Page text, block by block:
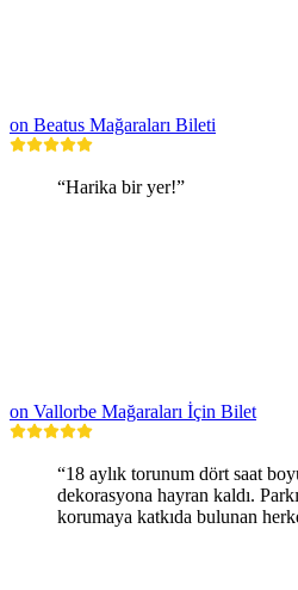
on Beatus Mağaraları Bileti
“Harika bir yer!”
on Vallorbe Mağaraları İçin Bilet
“18 aylık torunum dört saat
dekorasyona hayran kaldı.
korumaya katkıda bulunan